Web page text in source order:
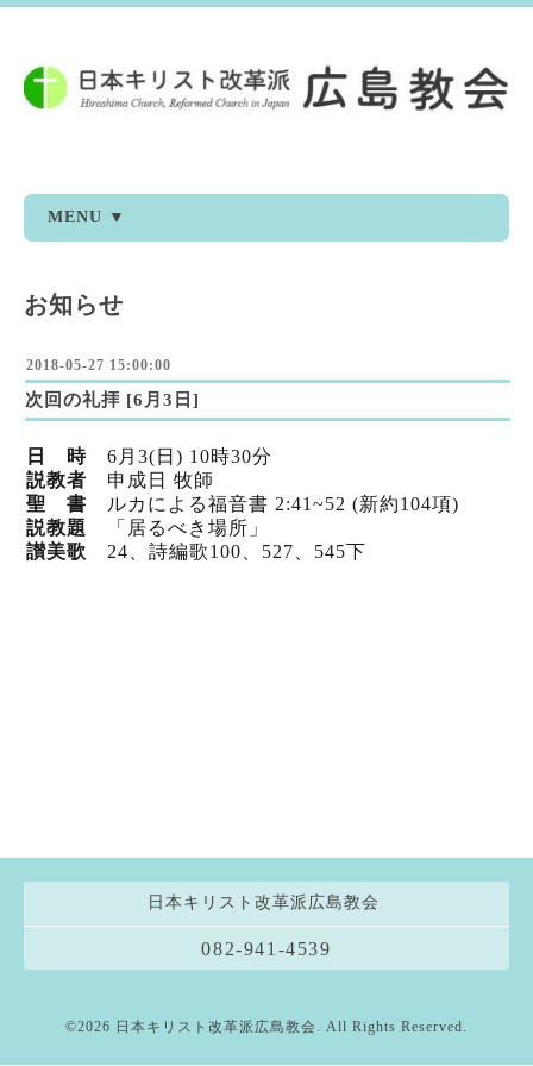
MENU ▼
お知らせ
2018-05-27 15:00:00
次回の礼拝 [6月3日]
日 時 6月3(日) 10時30分
説教者 申成日 牧師
聖 書 ルカによる福音書 2:41~52 (新約104項)
説教題
「居るべき場所」
讃美歌 24、詩編歌100 、527 、545下
日本キリスト改革派広島教会
082-941-4539
©2026 日本キリスト改革派広島教会. All Rights Reserved.